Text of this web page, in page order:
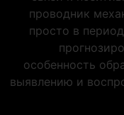
проводник
просто в
особенность
выявлению и